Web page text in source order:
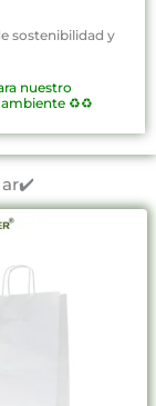
sostenibilidad y
nuestro
ambiente ♻️♻️